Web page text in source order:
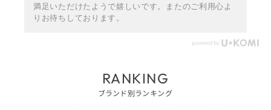
満足いただけたようで嬉しいです。またのご利用心よ
りお待ちしております。
RANKING
ブランド別ランキング